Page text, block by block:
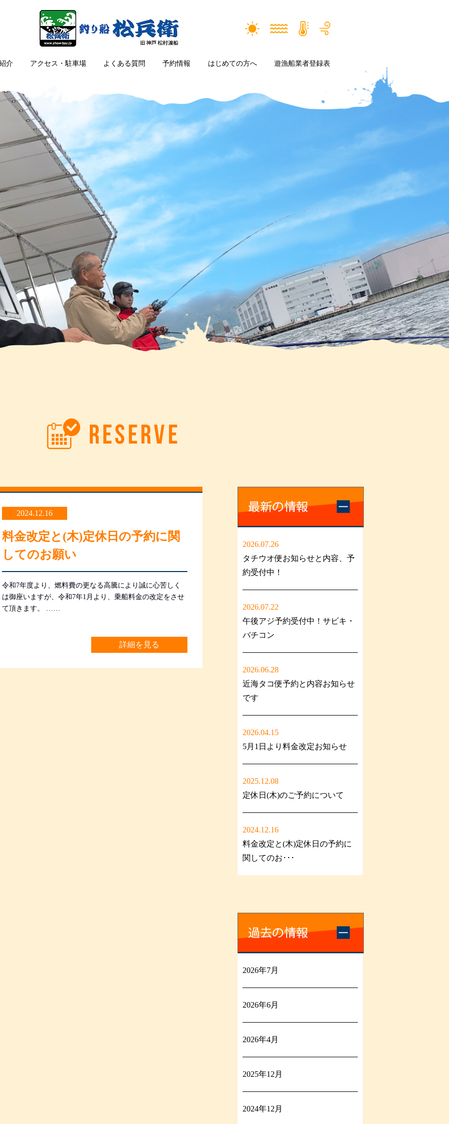
介 アクセス・駐車場 よくある質問 予約情報 はじめての方へ 遊漁船業者登録表
2024.12.16
料金改定と(木)定休日の予約に関
してのお願い
令和7年度より、燃料費の更なる高騰により誠に心苦しく
は御座いますが、令和7年1月より、乗船料金の改定をさせ
て頂きます。 ……
詳細を見る
2026.07.26
タチウオ便お知らせと内容、予
約受付中！
2026.07.22
午後アジ予約受付中！サビキ・
バチコン
2026.06.28
近海タコ便予約と内容お知らせ
です
2026.04.15
5月1日より料金改定お知らせ
2025.12.08
定休日(木)のご予約について
2024.12.16
料金改定と(木)定休日の予約に
関してのお･･･
2026年7月
2026年6月
2026年4月
2025年12月
2024年12月